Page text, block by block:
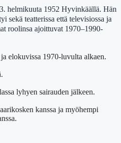
helmikuuta 1952 Hyvinkäällä. Hän
sekä teatterissa että televisiossa ja
roolinsa ajoittuvat 1970–1990-
elokuvissa 1970-luvulta alkaen.
lyhyen sairauden jälkeen.
kanssa ja myöhempi